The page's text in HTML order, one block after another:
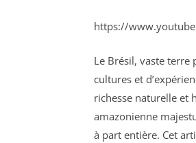
https://
Le Brésil, vaste terre
cultures et
richesse naturelle et
amazonienne
à part entière. Cet